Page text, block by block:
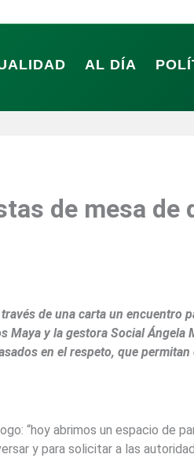
AL DÍA
de mesa de
de una carta un encuentro
y la gestora Social
en el respeto, que
“hoy abrimos un espacio de
y para solicitar a las